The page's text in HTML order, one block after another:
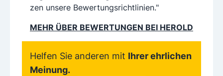
zen unsere Bewertungsrichtlinien."
MEHR ÜBER BEWERTUNGEN BEI HEROLD
Helfen Sie anderen mit Ihrer ehrlichen
Meinung.